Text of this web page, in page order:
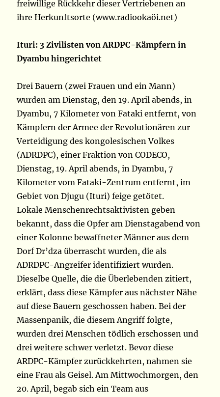
freiwillige Rückkehr dieser Vertriebenen an
ihre Herkunftsorte (www.radiookaöi.net)
Ituri: 3 Zivilisten von ARDPC-Kämpfern in
Dyambu hingerichtet
Drei Bauern (zwei Frauen und ein Mann)
wurden am Dienstag, den 19. April abends, in
Dyambu, 7 Kilometer von Fataki entfernt, von
Kämpfern der Armee der Revolutionären zur
Verteidigung des kongolesischen Volkes
(ADRDPC), einer Fraktion von CODECO,
Dienstag, 19. April abends, in Dyambu, 7
Kilometer vom Fataki-Zentrum entfernt, im
Gebiet von Djugu (Ituri) feige getötet.
Lokale Menschenrechtsaktivisten geben
bekannt, dass die Opfer am Dienstagabend von
einer Kolonne bewaffneter Männer aus dem
Dorf Dr’dza überrascht wurden, die als
ADRDPC-Angreifer identifiziert wurden.
Dieselbe Quelle, die die Überlebenden zitiert,
erklärt, dass diese Kämpfer aus nächster Nähe
auf diese Bauern geschossen haben. Bei der
Massenpanik, die diesem Angriff folgte,
wurden drei Menschen tödlich erschossen und
drei weitere schwer verletzt. Bevor diese
ARDPC-Kämpfer zurückkehrten, nahmen sie
eine Frau als Geisel. Am Mittwochmorgen, den
20. April, begab sich ein Team aus